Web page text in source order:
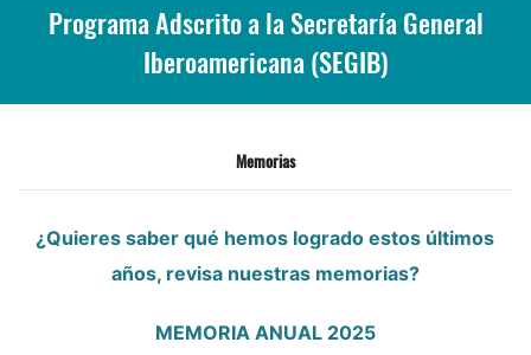
Programa Adscrito a la Secretaría General
Iberoamericana (SEGIB)
Memorias
¿Quieres saber qué hemos logrado estos últimos
años, revisa nuestras memorias?
MEMORIA ANUAL 2025